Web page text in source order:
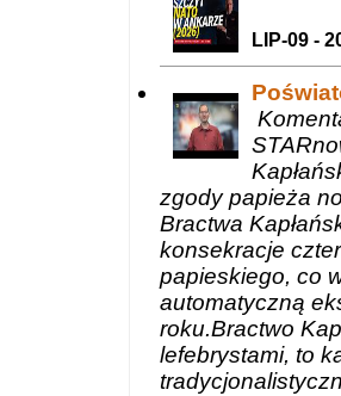
LIP-09 -
zgody papieża
Bractwa
konsekracje
papieskiego, co
automatyczną
roku.Bractwo
lefebrystami, to